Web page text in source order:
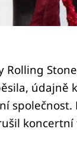
údajně
společnost.